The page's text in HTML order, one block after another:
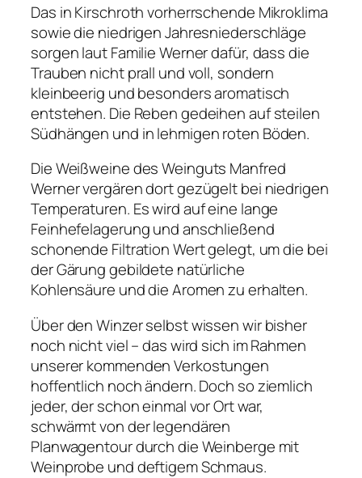
Das in Kirschroth vorherrschende Mikroklima
sowie die niedrigen Jahresniederschläge
sorgen laut Familie Werner dafür, dass die
Trauben nicht prall und voll, sondern
kleinbeerig und besonders aromatisch
entstehen. Die Reben gedeihen auf steilen
Südhängen und in lehmigen roten Böden.
Die Weißweine des Weinguts Manfred
Werner vergären dort gezügelt bei niedrigen
Temperaturen. Es wird auf eine lange
Feinhefelagerung und anschließend
schonende Filtration Wert gelegt, um die bei
der Gärung gebildete natürliche
Kohlensäure und die Aromen zu erhalten.
Über den Winzer selbst wissen wir bisher
noch nicht viel – das wird sich im Rahmen
unserer kommenden Verkostungen
hoffentlich noch ändern. Doch so ziemlich
jeder, der schon einmal vor Ort war,
schwärmt von der legendären
Planwagentour durch die Weinberge mit
Weinprobe und deftigem Schmaus.